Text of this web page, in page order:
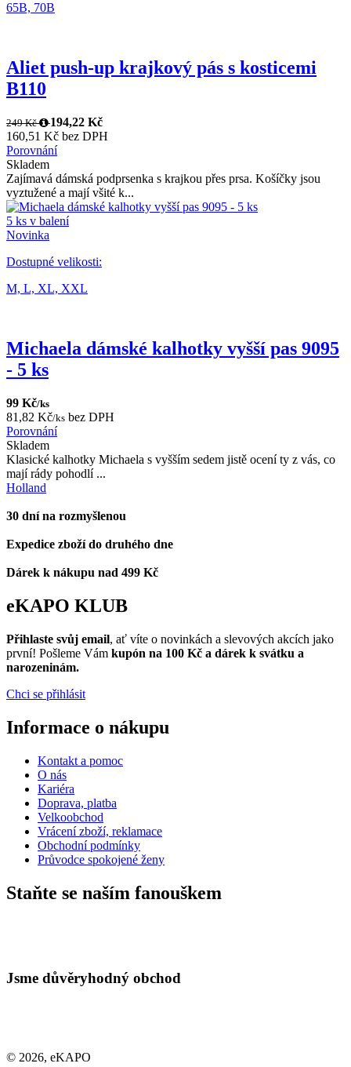
65B, 70B
Aliet push-up krajkový pás s kosticemi
B110
249 Kč
194,22 Kč
160,51 Kč bez DPH
Porovnání
Skladem
Zajímavá dámská podprsenka s krajkou přes prsa. Košíčky jsou
vyztužené a mají všité k...
5 ks v balení
Novinka
Dostupné velikosti:
M, L, XL, XXL
Michaela dámské kalhotky vyšší pas 9095
- 5 ks
99 Kč/ks
81,82 Kč/ks bez DPH
Porovnání
Skladem
Klasické kalhotky Michaela s vyšším sedem jistě ocení ty z vás, co
mají rády pohodlí ...
Holland
30 dní na rozmyšlenou
Expedice zboží do druhého dne
Dárek k nákupu nad 499 Kč
eKAPO KLUB
Přihlaste svůj email, ať víte o novinkách a slevových akcích jako
první! Pošleme Vám kupón na 100 Kč a dárek k svátku a
narozeninám.
Chci se přihlásit
Informace o nákupu
Kontakt a pomoc
O nás
Kariéra
Doprava, platba
Velkoobchod
Vrácení zboží, reklamace
Obchodní podmínky
Průvodce spokojené ženy
Staňte se naším fanouškem
Jsme důvěryhodný obchod
© 2026, eKAPO